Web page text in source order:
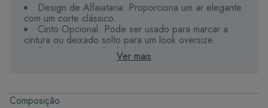
Design de Alfaiataria: Proporciona um ar elegante
com um corte clássico.
Cinto Opcional: Pode ser usado para marcar a
cintura ou deixado solto para um look oversize.
Tecido de Alta Qualidade: Macio, durável, não
amassa e seca rapidamente, ideal para o dia a dia.
Ver mais
Composição